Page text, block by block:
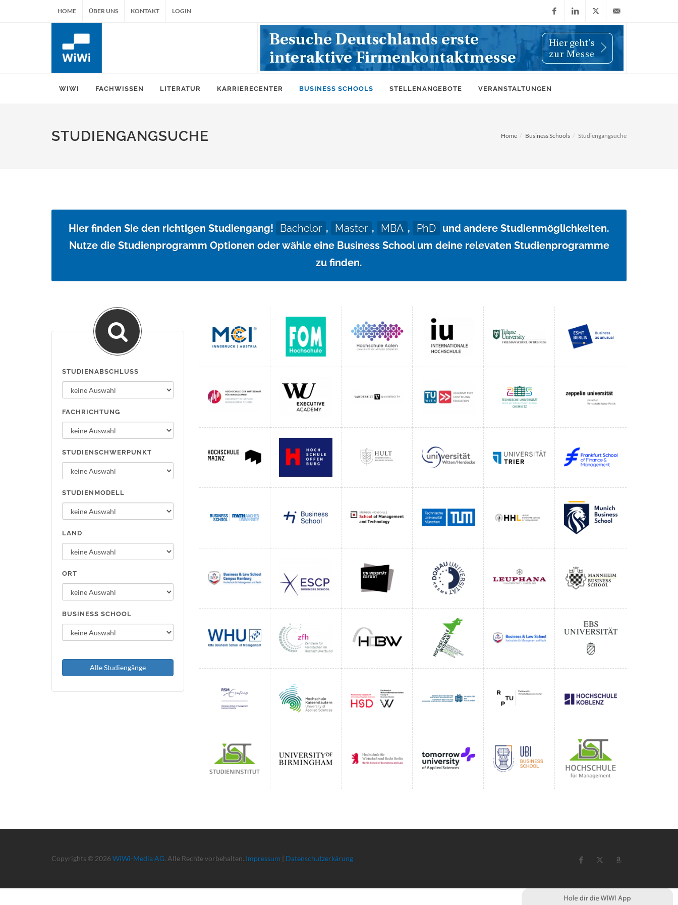
HOME ÜBER UNS KONTAKT LOGIN
FacebookLinkedIn
X
(Twitter)
info@wiwi-
WIWI FACHWISSEN LITERATUR KARRIERECENTER BUSINESS SCHOOLS STELLENANGEBOTE VERANSTALTUNGEN
STUDIENGANGSUCHE Home Business Schools Studiengangsuche
Hier finden Sie den richtigen Studiengang! Bachelor , Master , MBA , PhD und andere Studienmöglichkeiten.
Nutze die Studienprogramm Optionen oder wähle eine Business School um deine relevaten Studienprogramme
zu finden.
STUDIENABSCHLUSS
FACHRICHTUNG
STUDIENSCHWERPUNKT
STUDIENMODELL
LAND
ORT
BUSINESS SCHOOL
Alle Studiengänge
Copyrights © 2026 WiWi-Media AG. Alle Rechte vorbehalten. Impressum | Datenschutzerkärung